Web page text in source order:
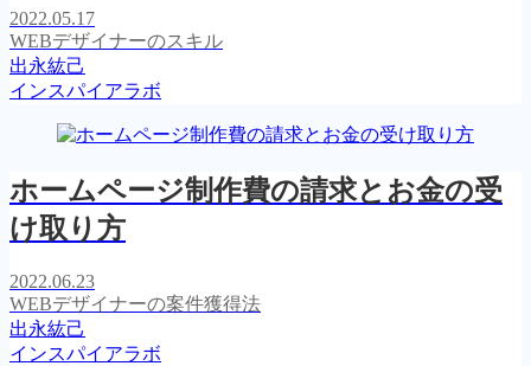
2022.05.17
WEBデザイナーのスキル
出永紘己
インスパイアラボ
ホームページ制作費の請求とお金の受
け取り方
2022.06.23
WEBデザイナーの案件獲得法
出永紘己
インスパイアラボ